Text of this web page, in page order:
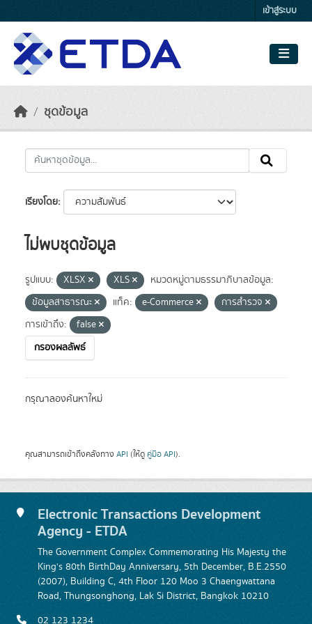
เข้าสู่ระบบ
ชุดข้อมูล
เรียงโดย
ไม่พบชุดข้อมูล
รูปแบบ: XLSX XLS
หมวดหมู่ตามธรรมาภิบาลข้อมูล:
ข้อมูลสาธารณะ
แท็ค: e-Commerce
การสำรวจ
การเข้าถึง:
false
กรองผลลัพธ์
กรุณาลองค้นหาใหม่
คุณสามารถเข้าถึงคลังทาง API (ให้ดู คู่มือ API).
Electronic Transactions Development
Agency - ETDA
The Government Complex Commemorating His Majesty the
King's 80th BirthDay Anniversary, 5th December, B.E.2550
(2007), Building C, 4th Floor 120 Moo 3 Chaengwattana
Road, Thungsonghong, Lak Si District, Bangkok 10210
02 123 1234